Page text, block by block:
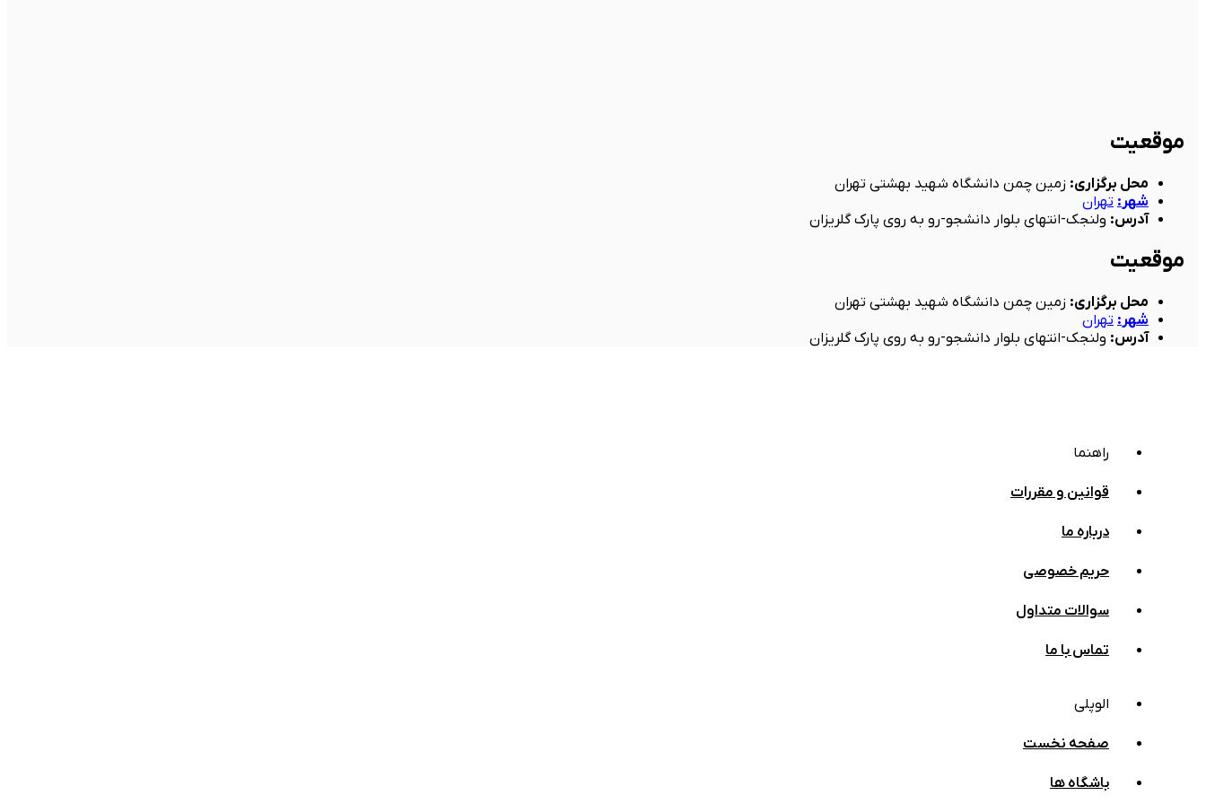
موقعیت
محل برگزاری: زمین چمن دانشگاه شهید بهشتی تهران
شهر: تهران
آدرس: ولنجک-انتهای بلوار دانشجو-رو به روی پارک گلریزان
موقعیت
محل برگزاری: زمین چمن دانشگاه شهید بهشتی تهران
شهر : تهران
آدرس: ولنجک-انتهای بلوار دانشجو-رو به روی پارک گلریزان
راهنما
قوانین و مقررات
درباره ما
حریم خصوصی
سوالات متداول
تماس با ما
الوپلی
صفحه نخست
باشگاه ها